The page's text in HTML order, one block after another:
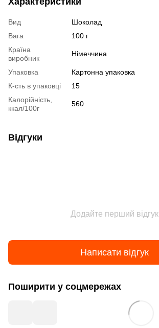
Вид
Шоколад
Вага
100 г
Країна
виробник
Німеччина
Упаковка
Картонна упаковка
К-сть в упаковці
15
Калорійність,
ккал/100г
560
Відгуки
Додайте перший відгук
Написати відгук
Поширити у соцмережах